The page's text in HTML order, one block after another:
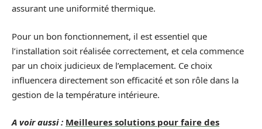
assurant une uniformité thermique.
Pour un bon fonctionnement, il est essentiel que
l’installation soit réalisée correctement, et cela commence
par un choix judicieux de l’emplacement. Ce choix
influencera directement son efficacité et son rôle dans la
gestion de la température intérieure.
A voir aussi : Meilleures solutions pour faire des